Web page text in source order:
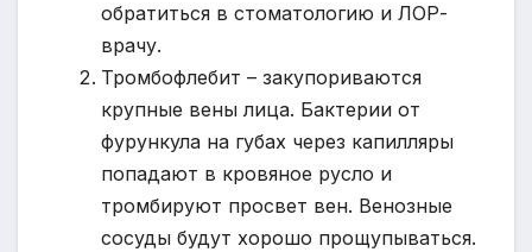
обратиться в стоматологию и ЛОР-
врачу.
Тромбофлебит – закупориваются
крупные вены лица. Бактерии от
фурункула на губах через капилляры
попадают в кровяное русло и
тромбируют просвет вен. Венозные
сосуды будут хорошо прощупываться.